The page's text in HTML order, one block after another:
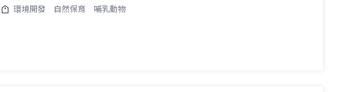
環境開發 自然保育 哺乳動物